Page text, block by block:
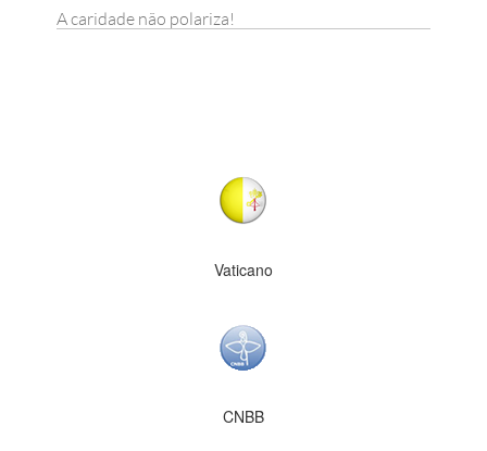
A caridade não polariza!
Vaticano
CNBB